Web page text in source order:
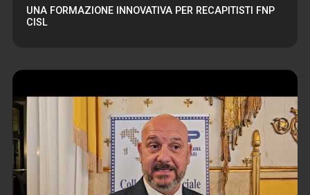
UNA FORMAZIONE INNOVATIVA PER RECAPITISTI FNP
CISL